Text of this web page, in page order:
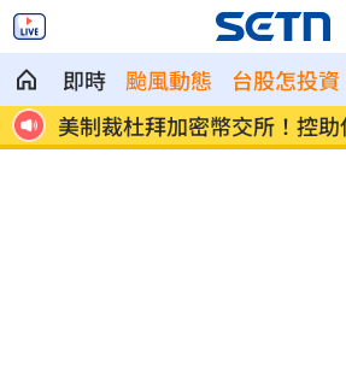
即時 颱風動態 台股怎投資
互
美制裁杜拜加密幣交所！控
隊